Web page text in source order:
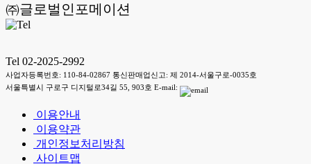
㈜글로벌인포메이션
Tel 02-2025-2992
사업자등록번호: 110-84-02867 통신판매업신고: 제 2014-서울구로-0035호
서울특별시 구로구 디지털로34길 55, 903호 E-mail:
이용안내
이용약관
개인정보처리방침
사이트맵